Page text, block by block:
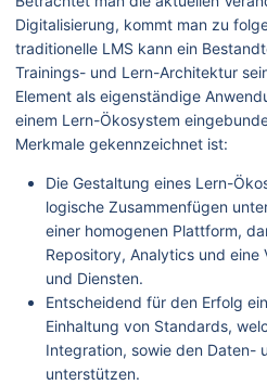
Digitalisierung, kommt man zu
traditionelle LMS kann ein
Trainings- und Lern-Architektur
Element als eigenständige
einem Lern-Ökosystem
Merkmale gekennzeichnet ist:
Die Gestaltung eines Lern-
logische Zusammenfügen
einer homogenen Plattform,
Repository, Analytics und eine
und Diensten.
Entscheidend für den Erfolg
Einhaltung von Standards,
Integration, sowie den Daten-
unterstützen.